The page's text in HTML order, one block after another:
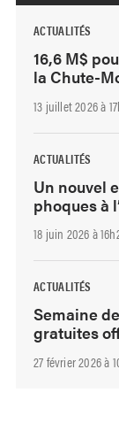
ACTUALITÉS
16,6 M$
la Chute-
13 juillet 2026 à
ACTUALITÉS
Un nouvel
phoques à
18 juin 2026 à
ACTUALITÉS
Semaine
gratuites
27 février 2026 à